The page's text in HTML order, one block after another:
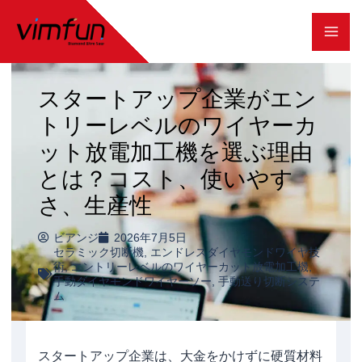
テ
ッ
プ
スタートアップ企業がエン
トリーレベルのワイヤーカ
ット放電加工機を選ぶ理由
とは？コスト、使いやす
さ、生産性
ビアンジ
2026年7月5日
セラミック切断機, エンドレスダイヤモンドワイヤ技
術,エントリーレベルのワイヤーカット放電加工機,
手動ダイヤモンドワイヤーソー, 手動送り切断システ
ム
スタートアップ企業は、大金をかけずに硬質材料